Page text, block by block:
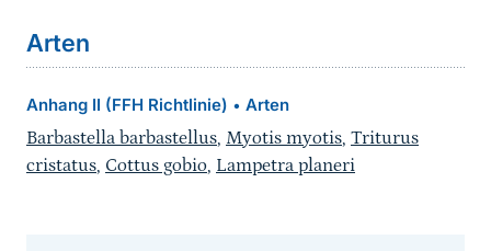
Arten
Anhang II (FFH Richtlinie) • Arten
Barbastella barbastellus, Myotis myotis, Triturus
cristatus, Cottus gobio, Lampetra planeri